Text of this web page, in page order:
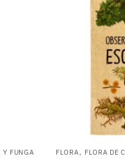
Y FUNGA FLORA, FLORA DE